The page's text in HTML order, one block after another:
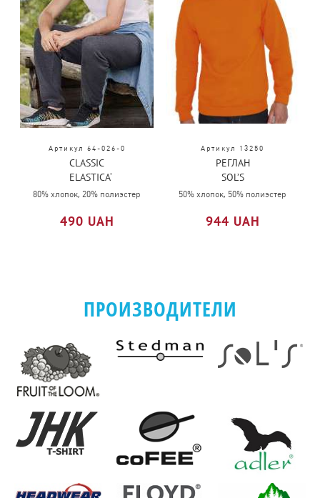
Артикул 64-026-0
CLASSIC
ELASTICATED
CUFF
PANTS
80% хлопок, 20% полиэстер
490 UAH
Артикул 13250
РЕГЛАН
SOL’S
NEW
50% хлопок, 50% полиэстер
944 UAH
ПРОИЗВОДИТЕЛИ